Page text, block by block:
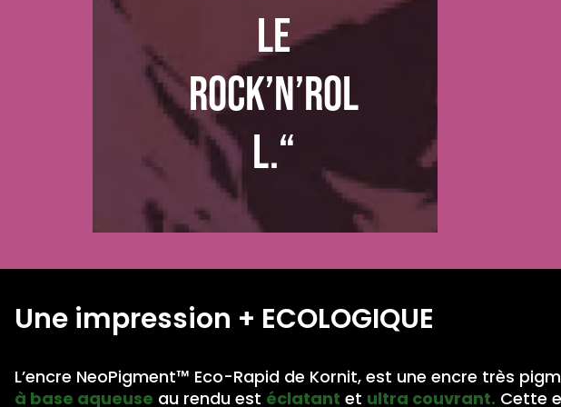
le
rock’n’rol
l.“
Une impression + ECOLOGIQUE
L’encre NeoPigment™ Eco-Rapid de Kornit, est une encre très
à base aqueuse au rendu est éclatant et ultra couvrant. Cette